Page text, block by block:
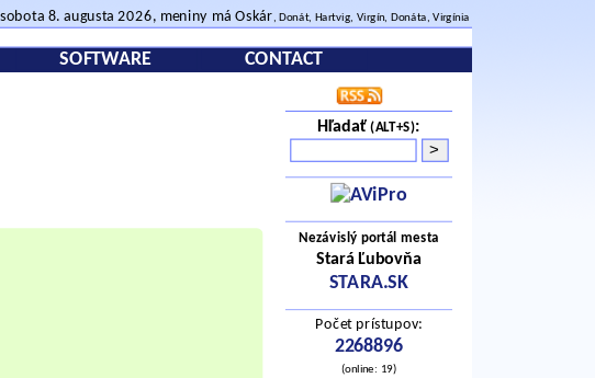
sobota 8. augusta 2026, meniny má Oskár, Donát, Hartvig, Virgín, Donáta, Virgínia
SOFTWARE CONTACT
Hľadať(ALT+S):
Nezávislý portál mesta
Stará Ľubovňa
STARA.SK
Počet prístupov:
2268896
(online: 19)